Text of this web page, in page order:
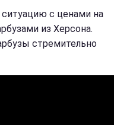
ситуацию с ценами на
из Херсона.
стремительно